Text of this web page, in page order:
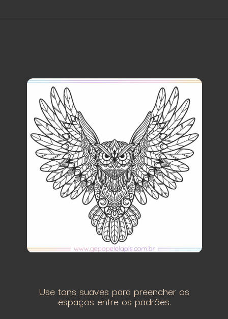
Use tons suaves para preencher os
espaços entre os padrões.